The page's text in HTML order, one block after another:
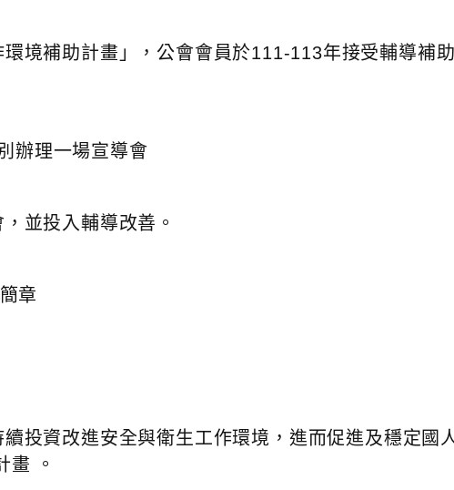
境補助計畫」，公會會員於111-113年接受輔導補
辦理一場宣導會
並投入輔導改善。
章
投資改進安全與衛生工作環境，進而促進及穩定國
畫 。